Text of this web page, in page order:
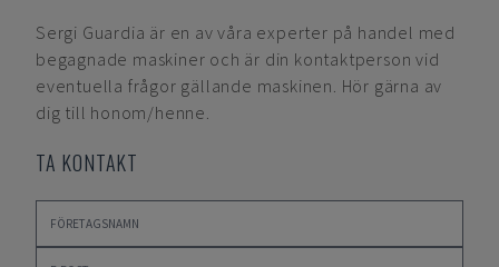
Sergi Guardia är en av våra experter på handel med
begagnade maskiner och är din kontaktperson vid
eventuella frågor gällande maskinen. Hör gärna av
dig till honom/henne.
TA KONTAKT